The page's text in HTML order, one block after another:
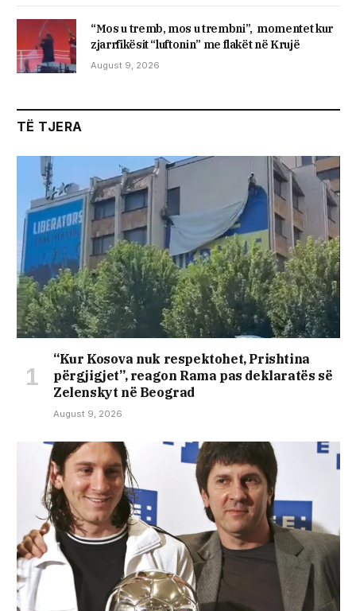
“Mos u tremb, mos u trembni”, momentet kur
zjarrfikësit “luftonin” me flakët në Krujë
August 9, 2026
TË TJERA
“Kur Kosova nuk respektohet, Prishtina
përgjigjet”, reagon Rama pas deklaratës së
Zelenskyt në Beograd
August 9, 2026